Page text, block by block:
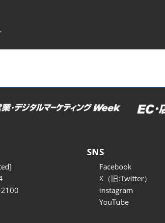
SNS
Facebook
X（旧:Twitter）
instagram
YouTube